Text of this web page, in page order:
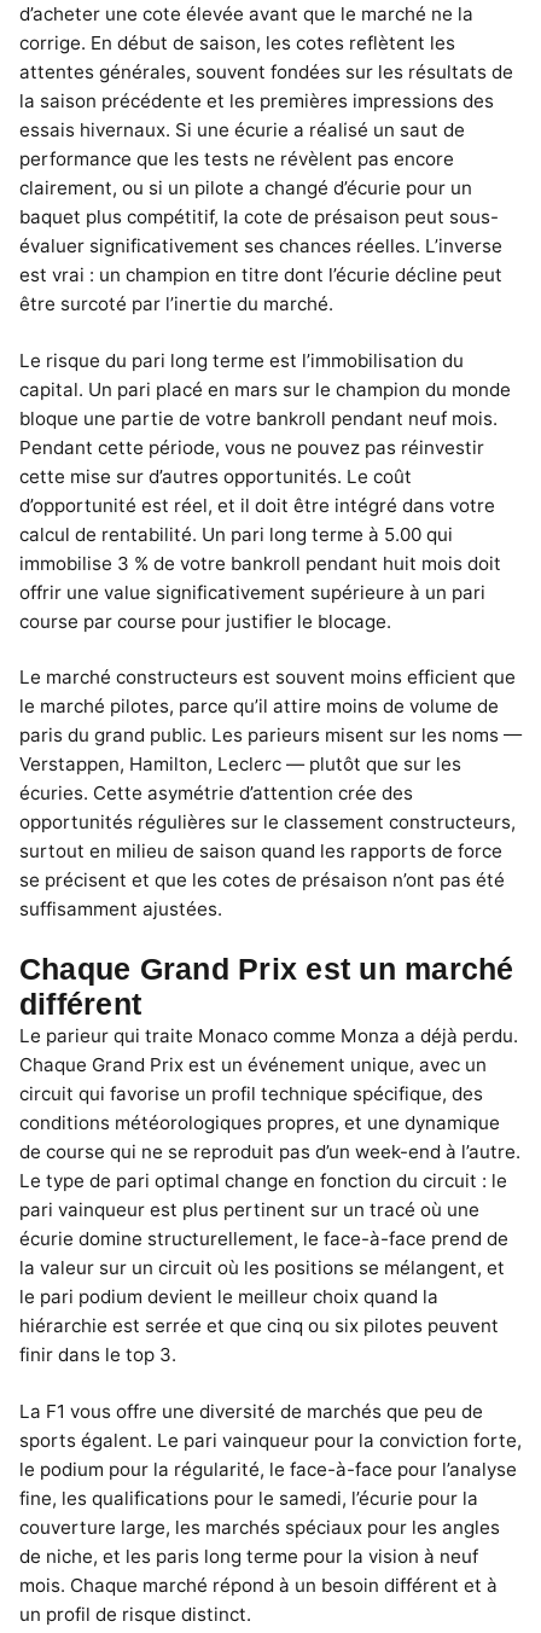
d’acheter une cote élevée avant que le marché ne la
corrige. En début de saison, les cotes reflètent les
attentes générales, souvent fondées sur les résultats de
la saison précédente et les premières impressions des
essais hivernaux. Si une écurie a réalisé un saut de
performance que les tests ne révèlent pas encore
clairement, ou si un pilote a changé d’écurie pour un
baquet plus compétitif, la cote de présaison peut sous-
évaluer significativement ses chances réelles. L’inverse
est vrai : un champion en titre dont l’écurie décline peut
être surcoté par l’inertie du marché.
Le risque du pari long terme est l’immobilisation du
capital. Un pari placé en mars sur le champion du monde
bloque une partie de votre bankroll pendant neuf mois.
Pendant cette période, vous ne pouvez pas réinvestir
cette mise sur d’autres opportunités. Le coût
d’opportunité est réel, et il doit être intégré dans votre
calcul de rentabilité. Un pari long terme à 5.00 qui
immobilise 3 % de votre bankroll pendant huit mois doit
offrir une value significativement supérieure à un pari
course par course pour justifier le blocage.
Le marché constructeurs est souvent moins efficient que
le marché pilotes, parce qu’il attire moins de volume de
paris du grand public. Les parieurs misent sur les noms —
Verstappen, Hamilton, Leclerc — plutôt que sur les
écuries. Cette asymétrie d’attention crée des
opportunités régulières sur le classement constructeurs,
surtout en milieu de saison quand les rapports de force
se précisent et que les cotes de présaison n’ont pas été
suffisamment ajustées.
Chaque Grand Prix est un marché
différent
Le parieur qui traite Monaco comme Monza a déjà perdu.
Chaque Grand Prix est un événement unique, avec un
circuit qui favorise un profil technique spécifique, des
conditions météorologiques propres, et une dynamique
de course qui ne se reproduit pas d’un week-end à l’autre.
Le type de pari optimal change en fonction du circuit : le
pari vainqueur est plus pertinent sur un tracé où une
écurie domine structurellement, le face-à-face prend de
la valeur sur un circuit où les positions se mélangent, et
le pari podium devient le meilleur choix quand la
hiérarchie est serrée et que cinq ou six pilotes peuvent
finir dans le top 3.
La F1 vous offre une diversité de marchés que peu de
sports égalent. Le pari vainqueur pour la conviction forte,
le podium pour la régularité, le face-à-face pour l’analyse
fine, les qualifications pour le samedi, l’écurie pour la
couverture large, les marchés spéciaux pour les angles
de niche, et les paris long terme pour la vision à neuf
mois. Chaque marché répond à un besoin différent et à
un profil de risque distinct.